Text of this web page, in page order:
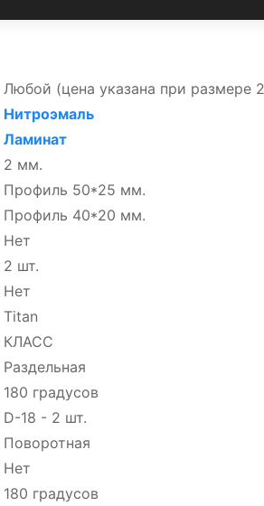
Любой (цена указана при размере
Нитроэмаль
Ламинат
2 мм.
Профиль 50*25 мм.
Профиль 40*20 мм.
Нет
2 шт.
Нет
Titan
КЛАСС
Раздельная
180 градусов
D-18 - 2 шт.
Поворотная
Нет
180 градусов